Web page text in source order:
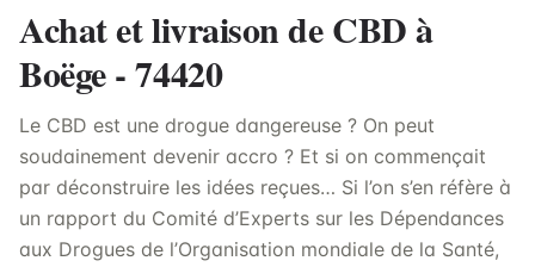
Achat et livraison de CBD à
Boëge - 74420
Le CBD est une drogue dangereuse ? On peut
soudainement devenir accro ? Et si on commençait
par déconstruire les idées reçues… Si l’on s’en réfère à
un rapport du Comité d’Experts sur les Dépendances
aux Drogues de l’Organisation mondiale de la Santé,